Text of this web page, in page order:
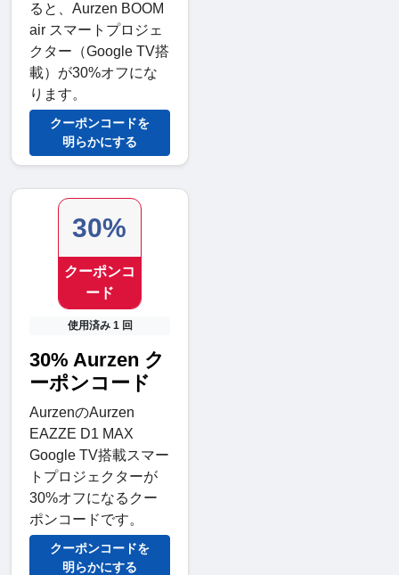
ると、Aurzen BOOM
air スマートプロジェ
クター（Google TV搭
載）が30%オフにな
ります。
クーポンコードを
明らかにする
30%
クーポンコ
ード
使用済み 1 回
30% Aurzen ク
ーポンコード
AurzenのAurzen
EAZZE D1 MAX
Google TV搭載スマー
トプロジェクターが
30%オフになるクー
ポンコードです。
クーポンコードを
明らかにする